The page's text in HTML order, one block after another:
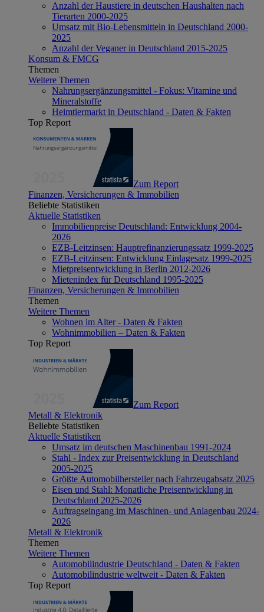
Anzahl der Haustiere in deutschen Haushalten nach
Tierarten 2000-2025
Umsatz mit Bio-Lebensmitteln in Deutschland 2000-
2025
Anzahl der Veganer in Deutschland 2015-2025
Konsum & FMCG
Themen
Weitere Themen
Nahrungsergänzungsmittel - Fokus: Vitamine und
Mineralstoffe
Heimtiermarkt in Deutschland - Daten & Fakten
Top Report
Zum Report
Finanzen, Versicherungen & Immobilien
Beliebte Statistiken
Aktuelle Statistiken
Immobilienpreise Deutschland: Entwicklung 2004-
2026
EZB-Leitzinsen: Hauptrefinanzierungssatz 1999-2025
EZB-Leitzinsen: Entwicklung Einlagesatz 1999-2025
Mietpreisentwicklung in Berlin 2012-2026
Mietenindex für Deutschland 1995-2025
Finanzen, Versicherungen & Immobilien
Themen
Weitere Themen
Wohnen im Alter - Daten & Fakten
Wohnimmobilien – Daten & Fakten
Top Report
Zum Report
Metall & Elektronik
Beliebte Statistiken
Aktuelle Statistiken
Umsatz im deutschen Maschinenbau 1991-2024
Stahl - Index zur Preisentwicklung in Deutschland
2005-2025
Größte Automobilhersteller nach Fahrzeugabsatz 2025
Eisen und Stahl: Monatliche Preisentwicklung in
Deutschland 2025-2026
Auftragseingang im Maschinen- und Anlagenbau 2024-
2026
Metall & Elektronik
Themen
Weitere Themen
Automobilindustrie Deutschland - Daten & Fakten
Automobilindustrie weltweit - Daten & Fakten
Top Report